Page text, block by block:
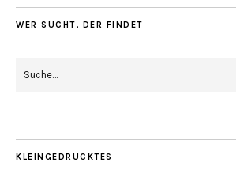
WER SUCHT, DER FINDET
KLEINGEDRUCKTES